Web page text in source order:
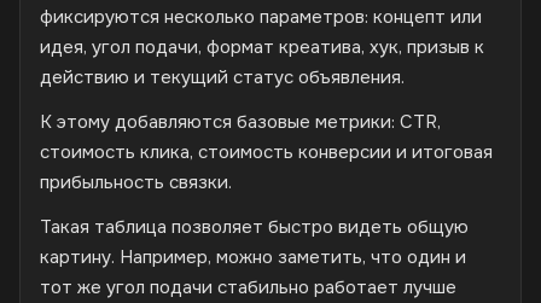
фиксируются несколько параметров: концепт или
идея, угол подачи, формат креатива, хук, призыв к
действию и текущий статус объявления.
К этому добавляются базовые метрики: CTR,
стоимость клика, стоимость конверсии и итоговая
прибыльность связки.
Такая таблица позволяет быстро видеть общую
картину. Например, можно заметить, что один и
тот же угол подачи стабильно работает лучше